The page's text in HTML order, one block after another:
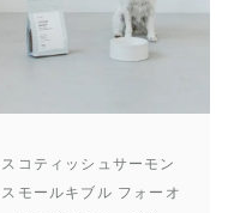
スコティッシュサーモン
スモールキブル フォーオ